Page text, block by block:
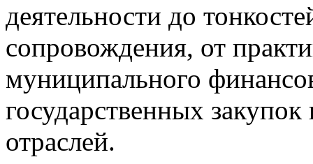
деятельности до
сопровождения, от
муниципального
государственных
отраслей.